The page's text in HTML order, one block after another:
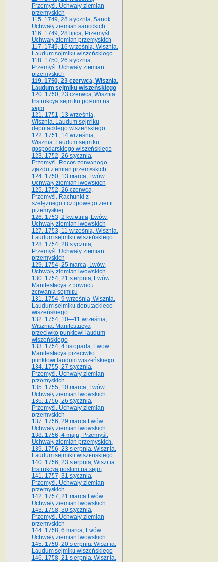
Przemyśl. Uchwały ziemian
przemyskich
115. 1749, 28 stycznia, Sanok.
Uchwały ziemian sanockich
116. 1749, 28 lipca, Przemyśl.
Uchwały ziemian przemyskich
117. 1749, 16 września, Wisznia.
Laudum sejmiku wiszeńskiego
118. 1750, 26 stycznia,
Przemyśl. Uchwały ziemian
przemyskich
119. 1750, 23 czerwca, Wisznia.
Laudum sejmiku wiszeńskiego
120. 1750, 23 czerwca, Wisznia.
Instrukcya sejmiku posłom na
sejm
121. 1751, 13 września,
Wisznia. Laudum sejmiku
deputackiego wiszeńskiego
122. 1751, 14 września,
Wisznia. Laudum sejmiku
gospodarskiego wiszeńskiego
123. 1752, 26 stycznia,
Przemyśl. Reces zerwanego
zjazdu ziemian przemyskich.
124. 1750, 13 marca, Lwów.
Uchwały ziemian lwowskich
125. 1752, 26 czerwca,
Przemyśl. Rachunki z
szelężnego i czopowego ziemi
przemyskiej
126. 1753, 2 kwietnia, Lwów.
Uchwały ziemian lwowskich
127. 1753, 11 września, Wisznia.
Laudum sejmiku wiszeńskiego
128. 1754, 28 stycznia,
Przemyśl. Uchwały ziemian
przemyskich
129. 1754, 25 marca, Lwów.
Uchwały ziemian lwowskich
130. 1754, 21 sierpnia, Lwów.
Manifestacya z powodu
zerwania sejmiku
131. 1754, 9 września, Wisznia.
Laudum sejmiku deputackiego
wiszeńskiego
132. 1754, 10—11 września,
Wisznia. Manifestacya
przeciwko punktowi laudum
wiszeńskiego
133. 1754, 4 listopada, Lwów.
Manifestacya przeciwko
punktowi laudum wiszeńskiego
134. 1755, 27 stycznia,
Przemyśl. Uchwały ziemian
przemyskich
135. 1755, 10 marca, Lwów.
Uchwały ziemian lwowskich
136. 1756, 26 stycznia,
Przemyśl. Uchwały ziemian
przemyskich
137. 1756, 29 marca Lwów.
Uchwały ziemian lwowskich
138. 1756, 4 maja, Przemyśl.
Uchwały ziemian przemyskich.
139. 1756, 23 sierpnia, Wisznia.
Laudum sejmiku wiszeńskiego
140. 1756, 23 sierpnia, Wisznia.
Instrukcya posłom na sejm
141. 1757, 31 stycznia,
Przemyśl. Uchwały ziemian
przemyskich
142. 1757, 21 marca Lwów.
Uchwały ziemian lwowskich
143. 1758, 30 stycznia,
Przemyśl. Uchwały ziemian
przemyskich
144. 1758, 6 marca, Lwów.
Uchwały ziemian lwowskich
145. 1758, 20 sierpnia, Wisznia.
Laudum sejmiku wiszeńskiego
146. 1758, 21 sierpnia, Wisznia.